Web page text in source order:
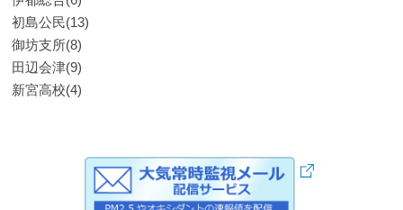
初島公民(13)
御坊支所(8)
田辺会津(9)
新宮高校(4)